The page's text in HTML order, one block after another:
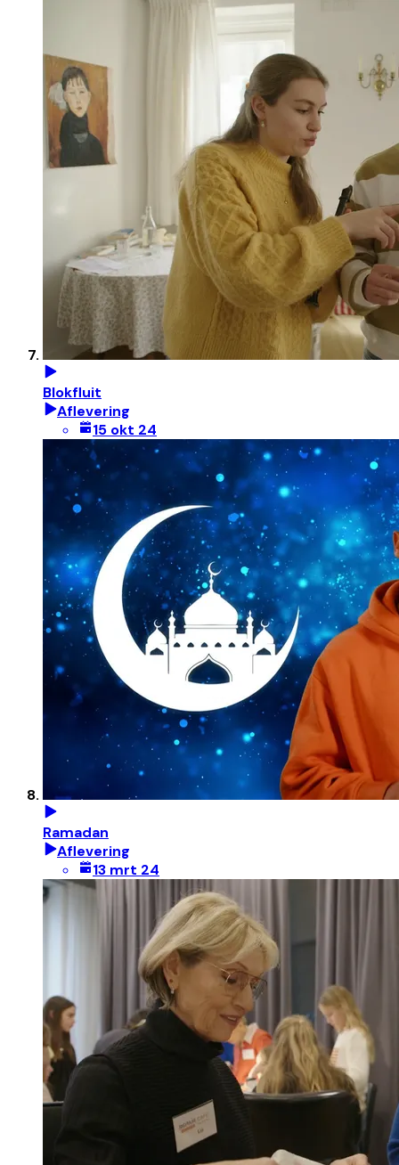
Blokfluit
Aflevering
15 okt 24
Ramadan
Aflevering
13 mrt 24